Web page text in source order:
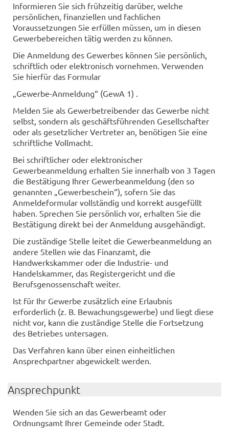
Informieren Sie sich frühzeitig darüber, welche
persönlichen, finanziellen und fachlichen
Voraussetzungen Sie erfüllen müssen, um in diesen
Gewerbebereichen tätig werden zu können.
Die Anmeldung des Gewerbes können Sie persönlich,
schriftlich oder elektronisch vornehmen. Verwenden
Sie hierfür das Formular
„Gewerbe-Anmeldung“ (GewA 1) .
Melden Sie als Gewerbetreibender das Gewerbe nicht
selbst, sondern als geschäftsführenden Gesellschafter
oder als gesetzlicher Vertreter an, benötigen Sie eine
schriftliche Vollmacht.
Bei schriftlicher oder elektronischer
Gewerbeanmeldung erhalten Sie innerhalb von 3 Tagen
die Bestätigung Ihrer Gewerbeanmeldung (den so
genannten „Gewerbeschein“), sofern Sie das
Anmeldeformular vollständig und korrekt ausgefüllt
haben. Sprechen Sie persönlich vor, erhalten Sie die
Bestätigung direkt bei der Anmeldung ausgehändigt.
Die zuständige Stelle leitet die Gewerbeanmeldung an
andere Stellen wie das Finanzamt, die
Handwerkskammer oder die Industrie- und
Handelskammer, das Registergericht und die
Berufsgenossenschaft weiter.
Ist für Ihr Gewerbe zusätzlich eine Erlaubnis
erforderlich (z. B. Bewachungsgewerbe) und liegt diese
nicht vor, kann die zuständige Stelle die Fortsetzung
des Betriebes untersagen.
Das Verfahren kann über einen einheitlichen
Ansprechpartner abgewickelt werden.
Ansprechpunkt
Wenden Sie sich an das Gewerbeamt oder
Ordnungsamt Ihrer Gemeinde oder Stadt.